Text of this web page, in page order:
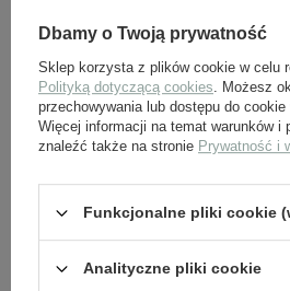
Patki oficerskie SS
sukienne -
Obergruppenführer
45,00 zł
Dbamy o Twoją prywatność
Sklep korzysta z plików cookie w celu
Polityką dotyczącą cookies. Możesz
przechowywania lub dostępu do cookie
Więcej informacji na temat warunków i
znaleźć także na stronie Prywatność i
Funkcjonalne pliki cookie
Analityczne pliki cookie